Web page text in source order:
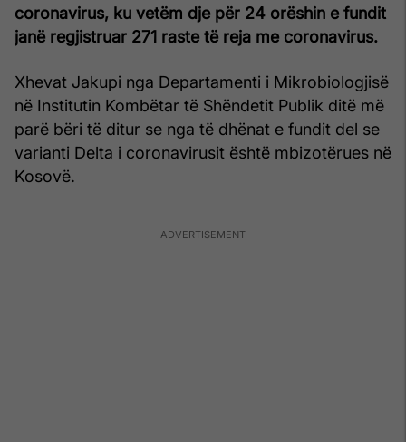
coronavirus, ku vetëm dje për 24 orëshin e fundit
janë regjistruar 271 raste të reja me coronavirus.
Xhevat Jakupi nga Departamenti i Mikrobiologjisë
në Institutin Kombëtar të Shëndetit Publik ditë më
parë bëri të ditur se nga të dhënat e fundit del se
varianti Delta i coronavirusit është mbizotërues në
Kosovë.